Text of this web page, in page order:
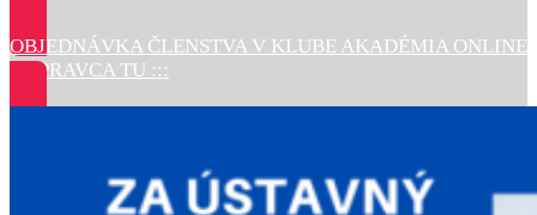
OBJEDNÁVKA ČLENSTVA V KLUBE AKADÉMIA ONLINE
DOPRAVCA TU :::